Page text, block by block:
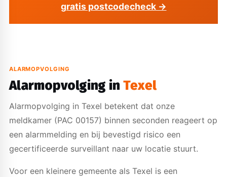
gratis postcodecheck →
ALARMOPVOLGING
Alarmopvolging in Texel
Alarmopvolging in Texel betekent dat onze
meldkamer (PAC 00157) binnen seconden reageert op
een alarmmelding en bij bevestigd risico een
gecertificeerde surveillant naar uw locatie stuurt.
Voor een kleinere gemeente als Texel is een